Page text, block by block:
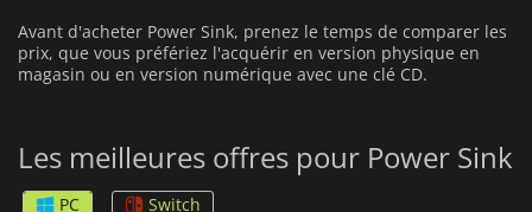
Avant d'acheter Power Sink, prenez le temps de comparer les
prix, que vous préfériez l'acquérir en version physique en
magasin ou en version numérique avec une clé CD.
Les meilleures offres pour Power Sink
PC
Switch